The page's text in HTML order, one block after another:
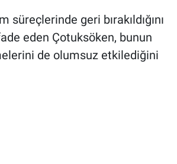
süreçlerinde geri bırakıldığını
eden Çotuksöken, bunun
de olumsuz etkilediğini